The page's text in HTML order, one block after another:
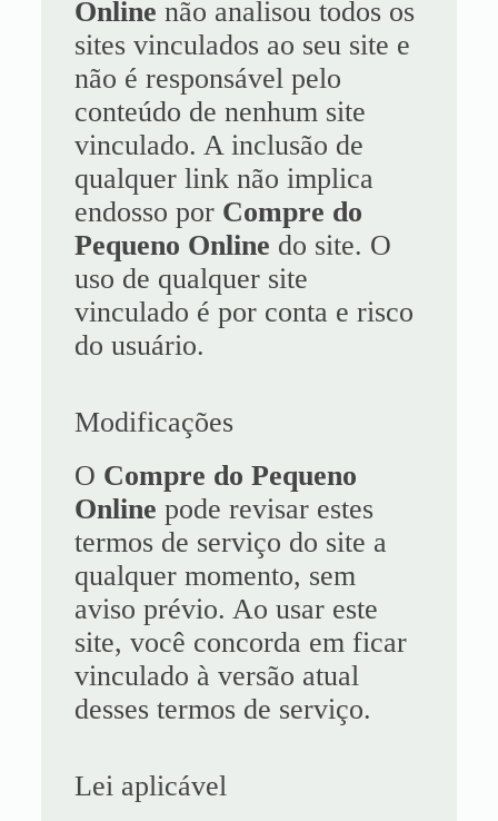
Online não analisou todos os
sites vinculados ao seu site e
não é responsável pelo
conteúdo de nenhum site
vinculado. A inclusão de
qualquer link não implica
endosso por Compre do
Pequeno Online do site. O
uso de qualquer site
vinculado é por conta e risco
do usuário.
Modificações
O Compre do Pequeno
Online pode revisar estes
termos de serviço do site a
qualquer momento, sem
aviso prévio. Ao usar este
site, você concorda em ficar
vinculado à versão atual
desses termos de serviço.
Lei aplicável